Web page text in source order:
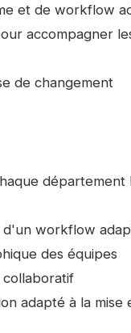
et de workflow
accompagner
de changement
d'un workflow
des équipes
adapté à la